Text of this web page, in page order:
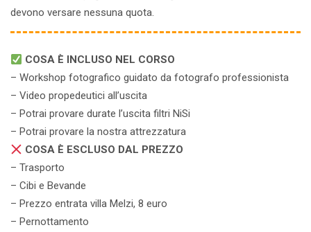
devono versare nessuna quota.
COSA È INCLUSO NEL CORSO
– Workshop fotografico guidato da fotografo professionista
– Video propedeutici all’uscita
– Potrai provare durate l’uscita filtri NiSi
– Potrai provare la nostra attrezzatura
COSA È ESCLUSO DAL PREZZO
– Trasporto
– Cibi e Bevande
– Prezzo entrata villa Melzi, 8 euro
– Pernottamento